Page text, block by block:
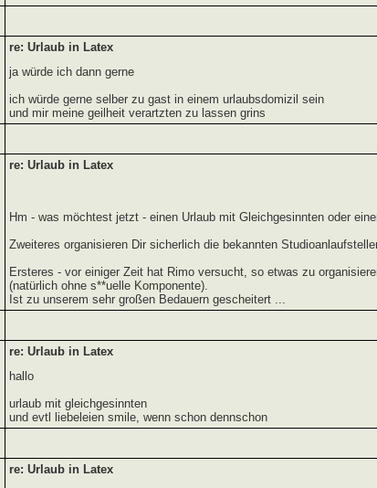
re: Urlaub in Latex
ja würde ich dann gerne
ich würde gerne selber zu gast in einem urlaubsdomizil sein
und mir meine geilheit verartzten zu lassen grins
re: Urlaub in Latex
Hm - was möchtest jetzt - einen Urlaub mit Gleichgesinnten oder
Zweiteres organisieren Dir sicherlich die bekannten
Ersteres - vor einiger Zeit hat Rimo versucht, so etwas zu
(natürlich ohne s**uelle Komponente).
Ist zu unserem sehr großen Bedauern gescheitert ...
re: Urlaub in Latex
hallo
urlaub mit gleichgesinnten
und evtl liebeleien smile, wenn schon dennschon
re: Urlaub in Latex